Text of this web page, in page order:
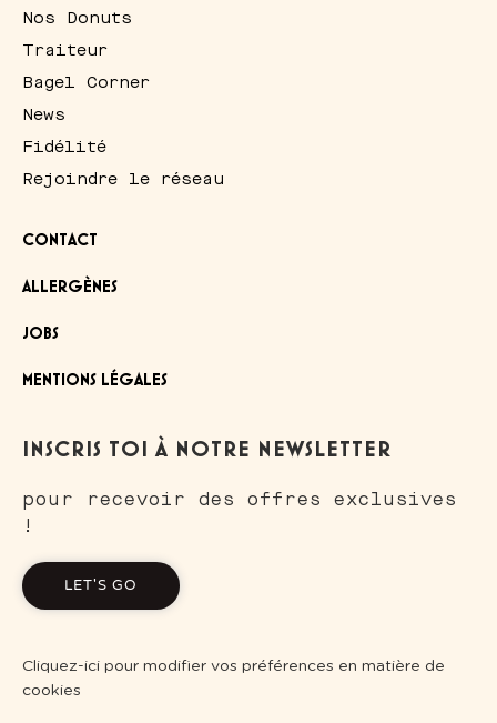
Nos Donuts
Traiteur
Bagel Corner
News
Fidélité
Rejoindre le réseau
CONTACT
ALLERGÈNES
JOBS
MENTIONS LÉGALES
INSCRIS TOI À NOTRE NEWSLETTER
pour recevoir des offres exclusives
!
LET'S GO
Cliquez-ici pour modifier vos préférences en matière de
cookies